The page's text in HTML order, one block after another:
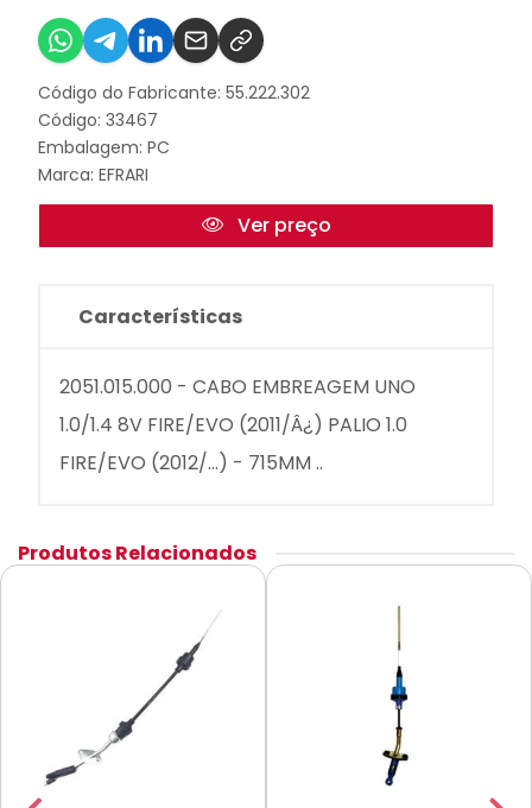
Código do Fabricante: 55.222.302
Código: 33467
Embalagem: PC
Marca: EFRARI
Ver preço
Características
2051.015.000 - CABO EMBREAGEM UNO
1.0/1.4 8V FIRE/EVO (2011/Â¿) PALIO 1.0
FIRE/EVO (2012/...) - 715MM ..
Produtos Relacionados